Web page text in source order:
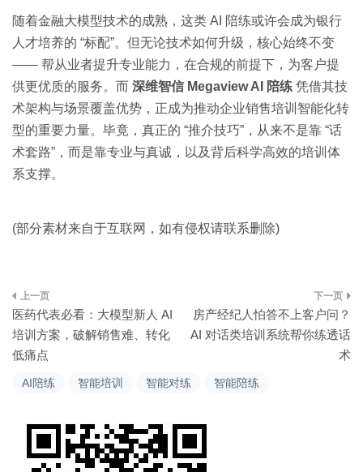
AI陪练 智能培训 智能对练 智能陪练
随着金融大模型技术的成熟，这类 AI 陪练或许会成为银行
人才培养的 “标配”。但无论技术如何升级，核心始终不变
—— 帮从业者提升专业能力，在合规的前提下，为客户提
供更优质的服务。而 深维智信 Megaview AI 陪练 凭借其技
术架构与场景覆盖优势，正成为推动企业销售培训智能化转
型的重要力量。毕竟，真正的 “推介技巧”，从来不是靠 “话
术套路”，而是靠专业与真诚，以及背后科学高效的培训体
系支撑。
(部分素材来自于互联网，如有侵权请联系删除)
文
章
导
医药代表必看：大模型新人 AI
培训方案，破解销售难、转化
低痛点
房产经纪人怕答不上客户问？
AI 对话类培训系统帮你练透话
术